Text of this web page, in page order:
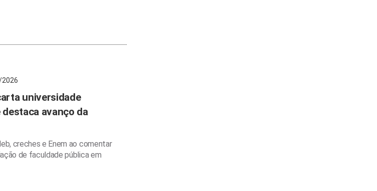
2026
universidade
destaca avanço da
creches e Enem ao comentar
de faculdade pública em